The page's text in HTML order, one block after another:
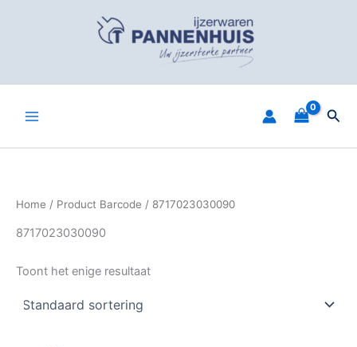
Home / Product Barcode / 8717023030090
8717023030090
Toont het enige resultaat